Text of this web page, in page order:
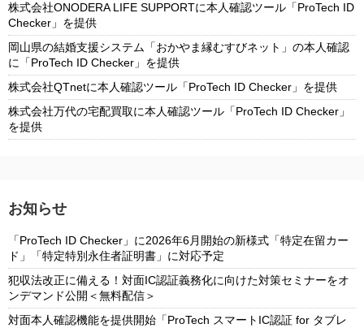
株式会社ONODERA LIFE SUPPORTに本人確認ツール「ProTech ID
Checker」を提供
岡山県の結婚支援システム「おかやま縁むすびネット」の本人確認
に「ProTech ID Checker」を提供
株式会社QTnetに本人確認ツール「ProTech ID Checker」を提供
株式会社万代の宅配買取に本人確認ツール「ProTech ID Checker」
を提供
お知らせ
「ProTech ID Checker」に2026年6月開始の新様式「特定在留カー
ド」「特定特別永住者証明書」に対応予定
犯収法改正に備える！対面IC認証義務化に向けた対策セミナーをオ
ンデマンド公開＜無料配信＞
対面本人確認機能を提供開始「ProTech スマートIC認証 for タブレ